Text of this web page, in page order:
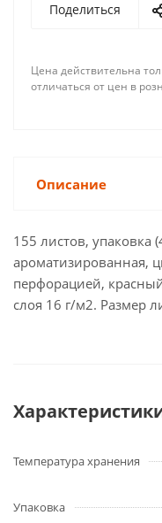
Поделиться
Цена действительна
отличаться от цен в
Описание
155 листов, упаковка
ароматизированная,
перфорацией,
слоя 16 г/м2. Размер
Температура хранения
Упаковка